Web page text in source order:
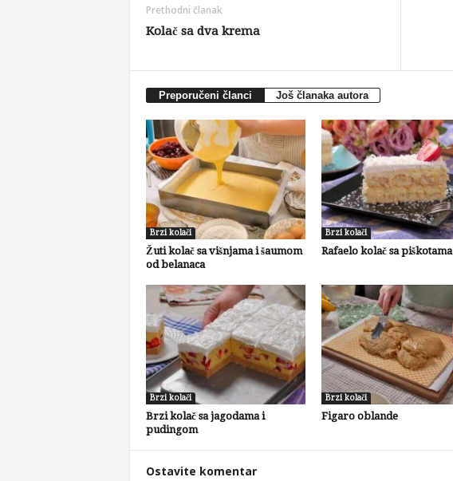
Prethodni članak
Kolač sa dva krema
Preporučeni članci Još članaka autora
Brzi kolači
Žuti kolač sa višnjama i šaumom
od belanaca
Brzi kolači
Rafaelo kolač sa piškotama
Brzi kolači
Brzi kolač sa jagodama i
pudingom
Brzi kolači
Figaro oblande
Ostavite komentar